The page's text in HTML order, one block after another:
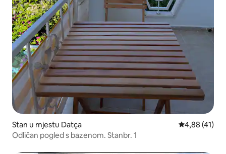
Stan u mjestu Datça Prosječna
4,88 (41)
Odličan pogled s bazenom. Stanbr. 1